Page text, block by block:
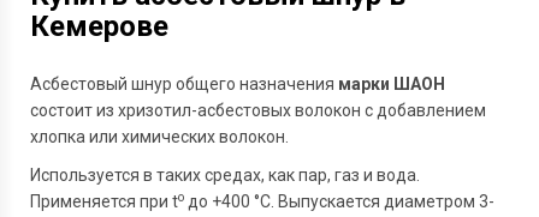
Кемерове
Асбестовый шнур общего назначения марки ШАОН
состоит из хризотил-асбестовых волокон с добавлением
хлопка или химических волокон.
Используется в таких средах, как пар, газ и вода.
Применяется при to до +400 °С. Выпускается диаметром 3-